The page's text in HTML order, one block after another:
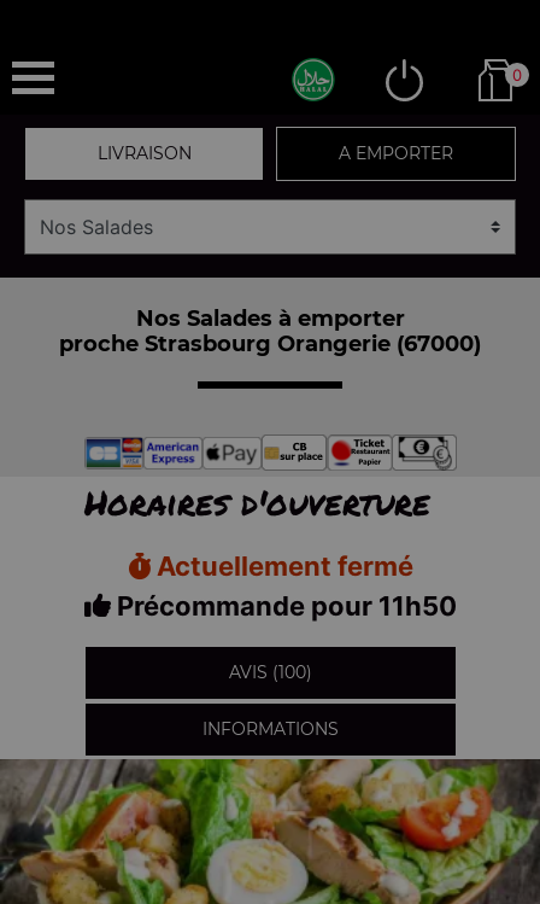
0
LIVRAISON A EMPORTER
Nos Salades à emporter
proche Strasbourg Orangerie (67000)
Horaires d'ouverture
Actuellement fermé
Précommande pour 11h50
AVIS (100)
INFORMATIONS